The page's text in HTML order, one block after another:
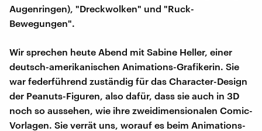
Augenringen), "Dreckwolken" und "Ruck-
Bewegungen".
Wir sprechen heute Abend mit Sabine Heller, einer
deutsch-amerikanischen Animations-Grafikerin. Sie
war federführend zuständig für das Character-Design
der Peanuts-Figuren, also dafür, dass sie auch in 3D
noch so aussehen, wie ihre zweidimensionalen Comic-
Vorlagen. Sie verrät uns, worauf es beim Animations-